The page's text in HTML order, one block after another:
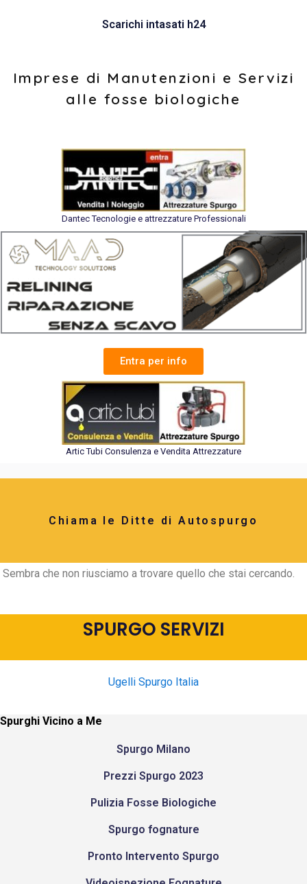
Scarichi intasati h24
Imprese di Manutenzioni e Servizi
alle fosse biologiche
Dantec Tecnologie e attrezzature Professionali
Entra per info
Artic Tubi Consulenza e Vendita Attrezzature
Chiama le Ditte di Autospurgo
Sembra che non riusciamo a trovare quello che stai cercando.
SPURGO SERVIZI
Ugelli Spurgo Italia
Spurghi Vicino a Me
Spurgo Milano
Prezzi Spurgo 2023
Pulizia Fosse Biologiche
Spurgo fognature
Pronto Intervento Spurgo